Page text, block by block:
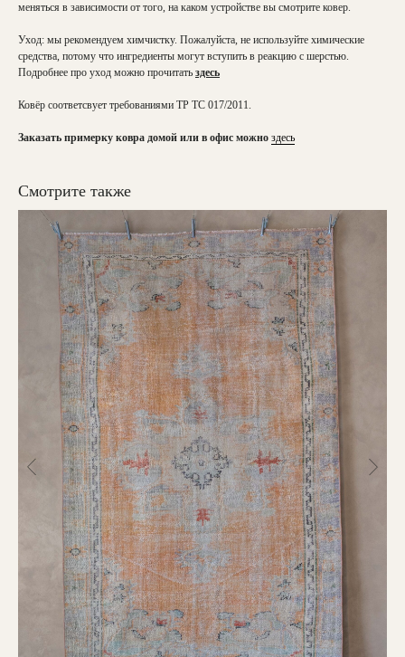
меняться в зависимости от того, на каком устройстве вы смотрите ковер.
Уход: мы рекомендуем химчистку. Пожалуйста, не используйте химические
средства, потому что ингредиенты могут вступить в реакцию с шерстью.
Подробнее про уход можно прочитать здесь
Ковёр соответсвует требованиями ТР ТС 017/2011.
Заказать примерку ковра домой или в офис можно здесь
Смотрите также